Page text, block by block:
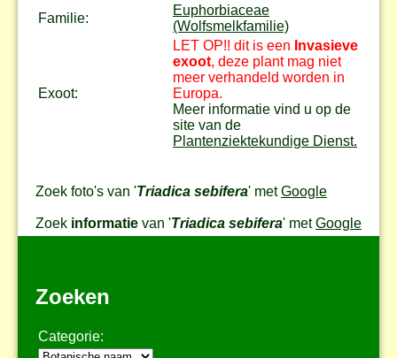
Familie:
Euphorbiaceae
(Wolfsmelkfamilie)
Exoot:
LET OP!! dit is een Invasieve
exoot, deze plant mag niet
meer verhandeld worden in
Europa.
Meer informatie vind u op de
site van de
Plantenziektekundige Dienst.
Zoek foto's van 'Triadica sebifera' metGoogle
Zoek informatie van 'Triadica sebifera' metGoogle
Zoeken
Categorie: